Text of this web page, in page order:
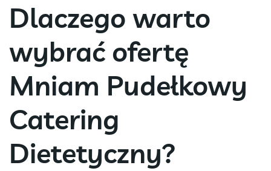
Dlaczego warto
wybrać ofertę
Mniam Pudełkowy
Catering
Dietetyczny?